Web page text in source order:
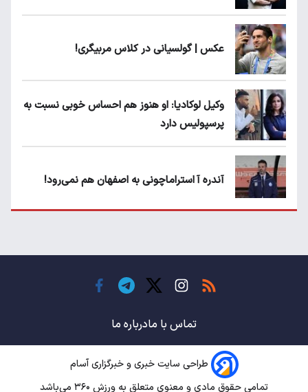
عکس | گولسیانی در کلاس مربیگری!
وکیل لوکادیا: او هنوز هم احساس خوبی نسبت به
پرسپولیس دارد
آندره آ استراماچونی به اصفهان هم نمی‌رود!
حسن روی هوا!
باشگاه های جهان
سروش رفیعی مقابل الریان فیکس است؟
تماس با مادرباره ما
طراحی سایت خبری و خبرگزاری آسام
تمامی حقوق مادی و معنوی متعلق به ورزش ۳۶۰ می‌باشد